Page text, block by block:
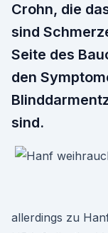
Crohn, die
sind
Seite des
den
sind.
allerdings zu